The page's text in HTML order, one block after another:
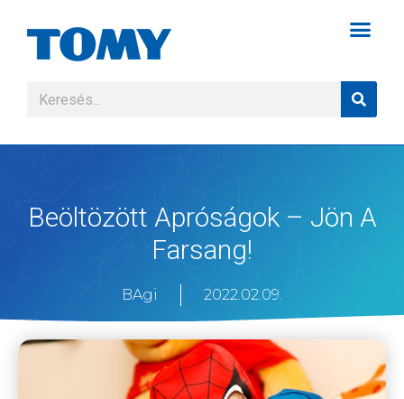
Beöltözött Apróságok – Jön A
Farsang!
BAgi 2022.02.09.